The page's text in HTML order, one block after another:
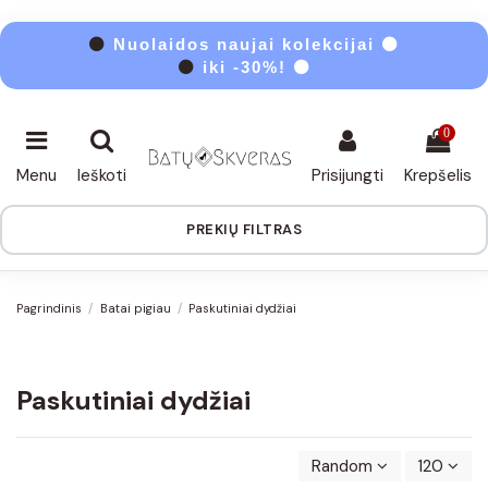
⚫ Nuolaidos naujai kolekcijai ⚫
⚫ iki -30%! ⚫
Menu Ieškoti Prisijungti
0
Krepšelis
PREKIŲ FILTRAS
Pagrindinis Batai pigiau Paskutiniai dydžiai
Paskutiniai dydžiai
Random 120